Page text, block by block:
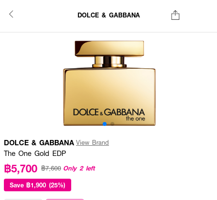
DOLCE & GABBANA
DOLCE & GABBANA View Brand
The One Gold EDP
฿5,700 ฿7,600 Only 2 left
Save ฿1,900 (25%)